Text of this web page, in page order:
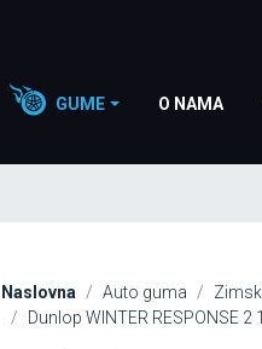
GUME O NAMA
Naslovna Auto guma
Dunlop WINTER RESPONSE